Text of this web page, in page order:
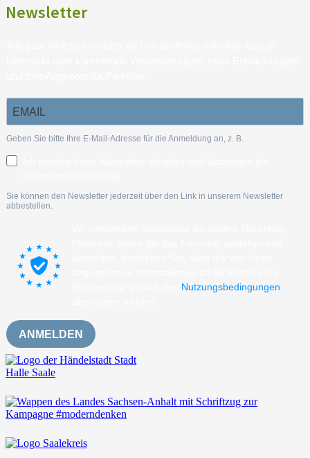
Newsletter
Geben Sie bitte Ihre E-Mail-Adresse für die Anmeldung an, z. B. .
Sie können den Newsletter jederzeit über den Link in unserem Newsletter
abbestellen.
Nutzungsbedingungen
ANMELDEN